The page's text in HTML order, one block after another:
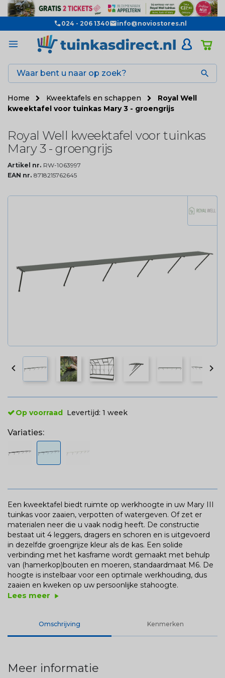
024 - 206 1340 info@noviostores.nl

Home Kweektafels en schappen
Royal Well
kweektafel voor tuinkas Mary 3 - groengrijs
Royal Well kweektafel voor tuinkas
Mary 3 - groengrijs
Artikel nr. RW-1063997
EAN nr. 8718215762645
 
Op voorraad Levertijd: 1 week
Variaties:
Een kweektafel biedt ruimte op werkhoogte in uw Mary III
tuinkas voor zaaien, verpotten of watergeven. Of zet er
materialen neer die u vaak nodig heeft. De constructie
bestaat uit 4 leggers, dragers en schoren en is uitgevoerd
in dezelfde groengrijze kleur als de kas. Een solide
verbinding met het kasframe wordt gemaakt met behulp
van (hamerkop)bouten en moeren, standaardmaat M6. De
hoogte is instelbaar voor een optimale werkhouding, dus
zaaien en kweken op uw persoonlijke stahoogte.
Lees meer play_arrow
Omschrijving Kenmerken
Meer informatie